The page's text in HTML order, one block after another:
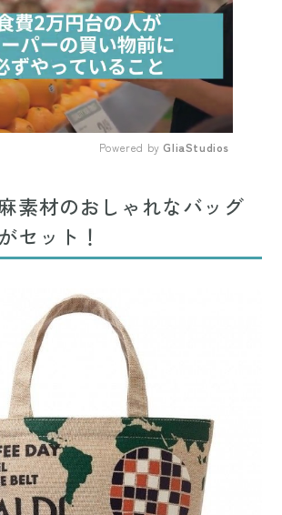
Powered by GliaStudios
素材のおしゃれなバッグ
セット！